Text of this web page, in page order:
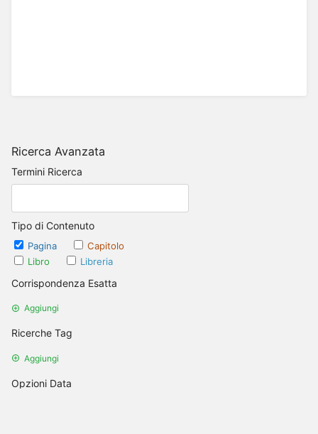
Ricerca Avanzata
Termini Ricerca
Tipo di Contenuto
Pagina
Capitolo
Libro
Libreria
Corrispondenza Esatta
Aggiungi
Ricerche Tag
Aggiungi
Opzioni Data